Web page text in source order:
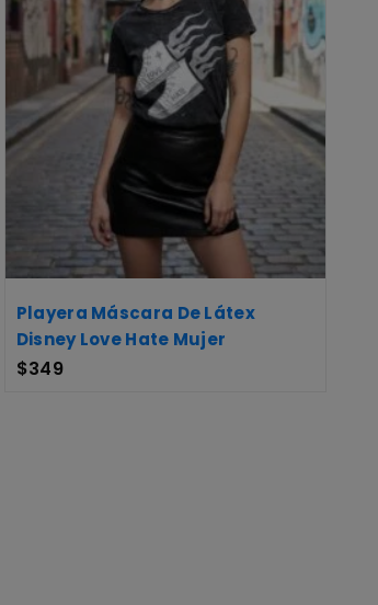
Playera Máscara De Látex
Disney Love Hate Mujer
$349